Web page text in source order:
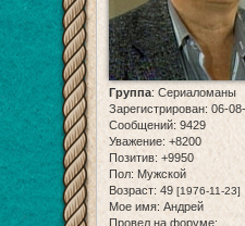
Группа: Сериаломаны
Зарегистрирован: 06-
Сообщений: 9429
Уважение: +8200
Позитив: +9950
Пол: Мужской
Возраст: 49 [1976-11-23]
Мое имя: Андрей
Провел на форуме: